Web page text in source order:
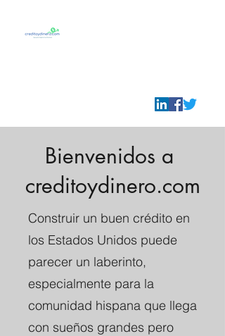
Bienvenidos a
creditoydinero.com
Construir un buen crédito en
los Estados Unidos puede
parecer un laberinto,
especialmente para la
comunidad hispana que llega
con sueños grandes pero